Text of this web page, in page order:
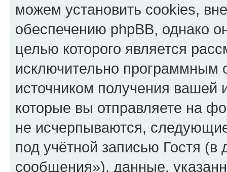
можем установить cookies,
обеспечению phpBB, однако
целью которого является
исключительно программным
источником получения
которые вы отправляете на
не исчерпываются,
под учётной записью Гостя
сообщения»), данные,